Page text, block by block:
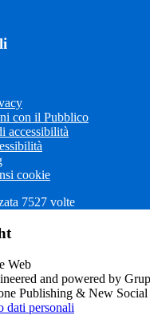
con il Pubblico
accessibilità
cookie
7527 volte
and powered by
Publishing & New Social
dati personali